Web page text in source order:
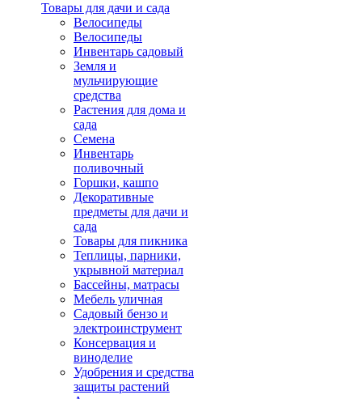
Товары для дачи и сада
Велосипеды
Велосипеды
Инвентарь садовый
Земля и
мульчирующие
средства
Растения для дома и
сада
Семена
Инвентарь
поливочный
Горшки, кашпо
Декоративные
предметы для дачи и
сада
Товары для пикника
Теплицы, парники,
укрывной материал
Бассейны, матрасы
Мебель уличная
Садовый бензо и
электроинструмент
Консервация и
виноделие
Удобрения и средства
защиты растений